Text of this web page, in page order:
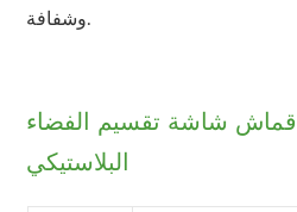
وشفافة.
شاشة تقسيم الفضاء
البلاستيكي